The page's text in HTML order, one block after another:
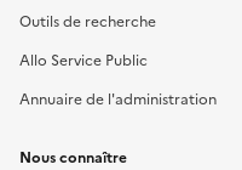
Outils de recherche
Allo Service Public
Annuaire de l'administration
Nous connaître